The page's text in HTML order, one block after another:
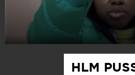
ÉDUCATION AUX
HLM